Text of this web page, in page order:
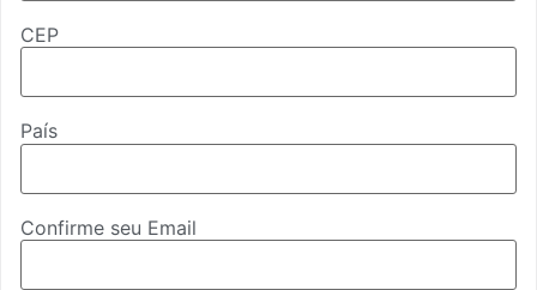
CEP
País
Confirme seu Email